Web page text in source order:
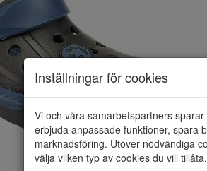
Inställningar för cookies
Vi och våra samarbetspartners
erbjuda anpassade funktioner, spara
marknadsföring. Utöver nödvändiga
välja vilken typ av cookies du vill tillåta.